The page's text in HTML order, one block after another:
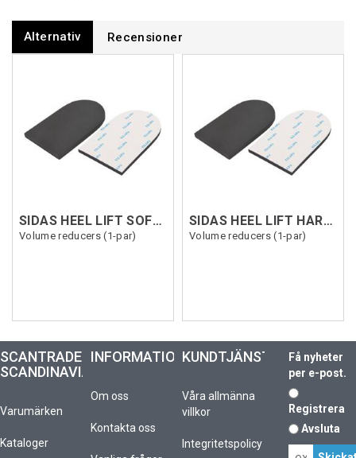
Alternativ Recensioner
SIDAS HEEL LIFT SOFT 6MM (1p) Grå
Volume reducers (1-par)
SIDAS HEEL LIFT HARD 6MM (1p) Svart
Volume reducers (1-par)
SCANTRADE
SCANDINAVIA
Varumärken
Kataloger
INFORMATION
Om oss
Kontakta oss
KUNDTJÄNST
Våra allmänna
villkor
Integritetspolicy
Få nyheter
per e-post.
Registrera
Avsluta